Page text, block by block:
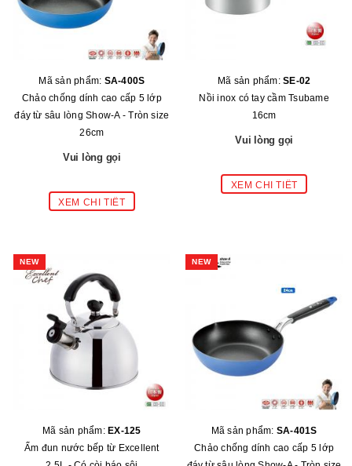
Mã sản phẩm: SA-400S
Chảo chống dính cao cấp 5 lớp
đáy từ sâu lòng Show-A - Tròn size
26cm
Vui lòng gọi
Mã sản phẩm:SE-02
Nồi inox có tay cầm Tsubame
16cm
Vui lòng gọi
NEW
Mã sản phẩm: EX-125
Ấm đun nước bếp từ Excellent
NEW
Mã sản phẩm: SA-401S
Chảo chống dính cao cấp 5 lớp